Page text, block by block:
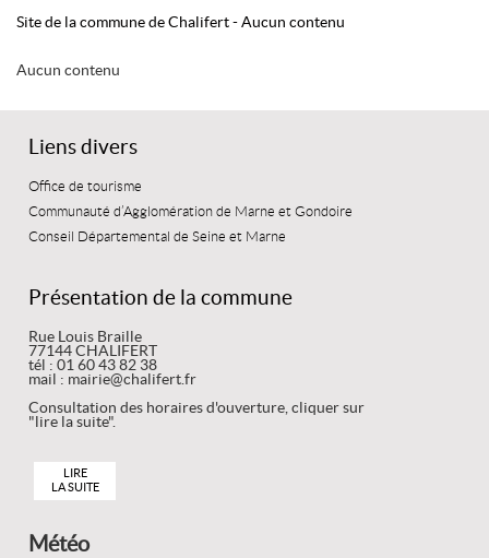
Site de la commune de Chalifert-Aucun contenu
Aucun contenu
Liens divers
Office de tourisme
Communauté d’Agglomération de Marne et Gondoire
Conseil Départemental de Seine et Marne
Présentation de la commune
Rue Louis Braille
77144 CHALIFERT
tél : 01 60 43 82 38
mail : mairie@chalifert.fr
Consultation des horaires d'ouverture, cliquer sur
"lire la suite".
LIRE
LA SUITE
Météo